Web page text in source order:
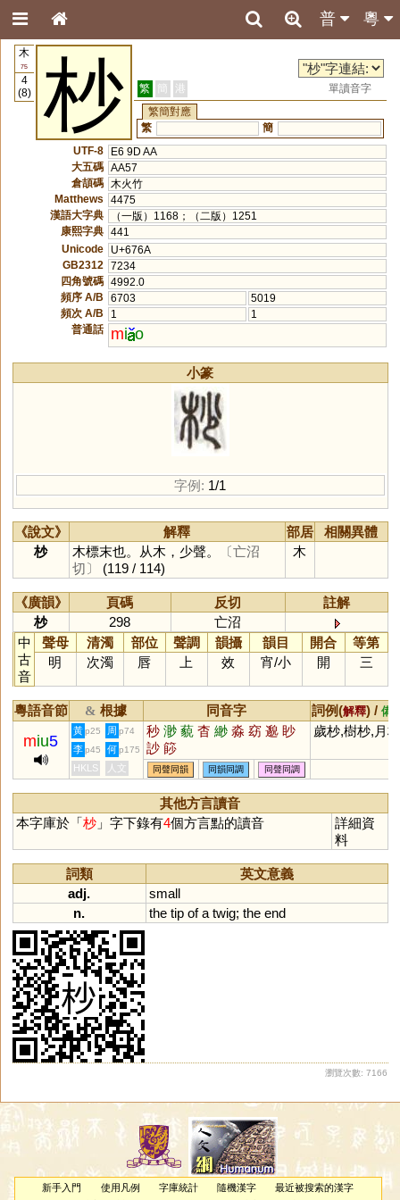
粵
普
木
75
4
(8)
杪 繁 簡 港
單讀音字
繁簡對應
繁
簡
UTF-8
E6 9D AA
大五碼 AA57
倉頡碼
木火竹
Matthews
4475
漢語大字典
（一版）1168；（二版）1251
康熙字典 441
Unicode
U+676A
GB2312
7234
四角號碼 4992.0
頻序 A/B
6703
5019
頻次 A/B
1
1
普通話
mi o
小篆
字例: 1/1
《說文》 解釋 部居
相關異體
杪
木標末也。从木，少聲。
〔亡沼
切〕
(119 / 114)
木
《廣韻》 頁碼 反切
註解
杪
298
亡沼
中
古
音
聲母 清濁 部位 聲調 韻攝 韻目 開合
等第
明
次濁 唇 上 效 宵/小 開 三
粵語音節 & 根據 同音字 詞例(解釋) / 備
miu5
黃 p25 周 p74 秒 渺 藐 杳 緲 淼 窈 邈 眇
訬 篎
歲杪,樹杪,月杪
李 p45 何 p175
HKLS 人文 同聲同韻 同韻同調 同聲同調
其他方言讀音
本字庫於「杪」字下錄有4個方言點的讀音
詳細資
料
詞類
英文意義
adj.
small
n.
the tip of a twig; the end
瀏覽次數: 7166
新手入門 使用凡例 字庫統計 隨機漢字
最近被搜索的漢字